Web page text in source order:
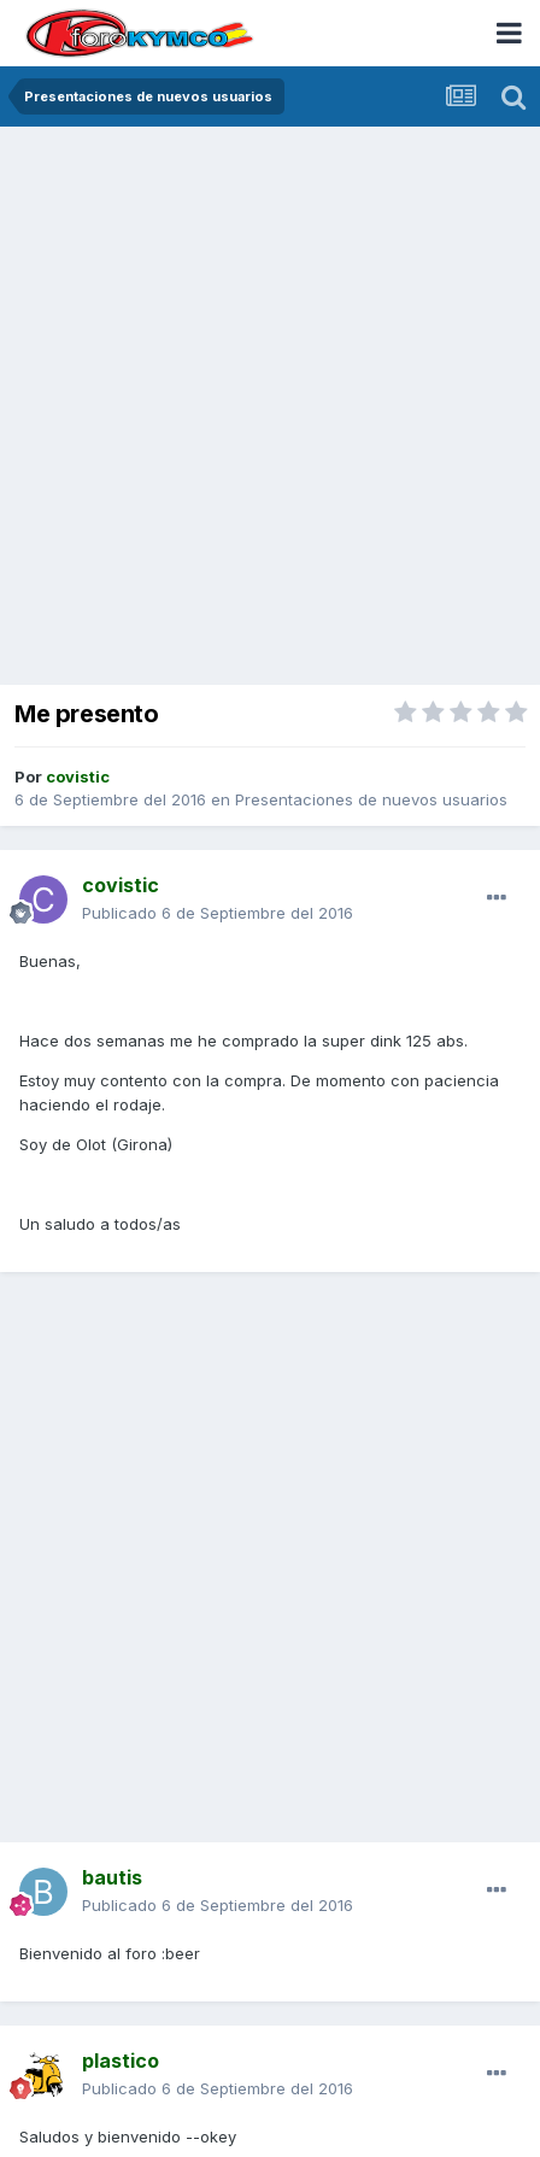
Presentaciones de nuevos usuarios
Me presento
Por covistic
6 de Septiembre del 2016 en Presentaciones de nuevos usuarios
covistic
Publicado 6 de Septiembre del 2016
Buenas,
Hace dos semanas me he comprado la super dink 125 abs.
Estoy muy contento con la compra. De momento con paciencia
haciendo el rodaje.
Soy de Olot (Girona)
Un saludo a todos/as
bautis
Publicado 6 de Septiembre del 2016
Bienvenido al foro :beer
plastico
Publicado 6 de Septiembre del 2016
Saludos y bienvenido --okey